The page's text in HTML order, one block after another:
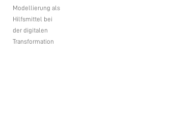
Modellierung als
Hilfsmittel bei
der digitalen
Transformation